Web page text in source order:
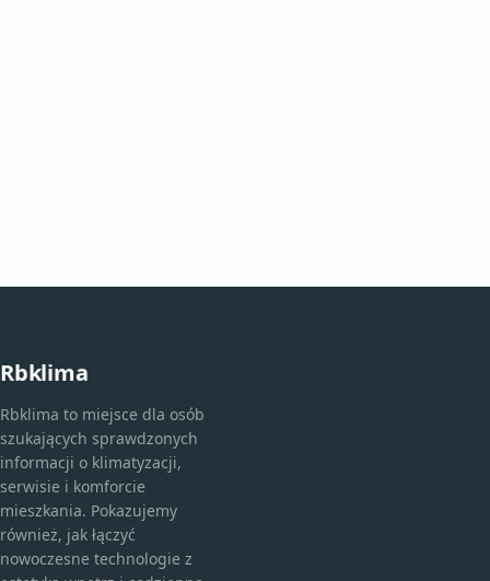
Rbklima
Rbklima to miejsce dla osób
szukających sprawdzonych
informacji o klimatyzacji,
serwisie i komforcie
mieszkania. Pokazujemy
również, jak łączyć
nowoczesne technologie z